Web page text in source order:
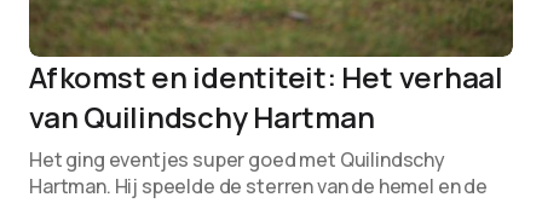
Afkomst en identiteit: Het verhaal
van Quilindschy Hartman
Het ging eventjes super goed met Quilindschy
Hartman. Hij speelde de sterren van de hemel en de